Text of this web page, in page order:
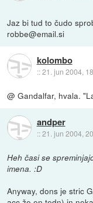
Jaz bi tud to čudo
robbe@email.si
kolombo
::21. jun 2004,
@ Gandalfar, hvala.
andper
::21. jun 2004,
Heh časi se
imena. :D
Anyway, dons je stric